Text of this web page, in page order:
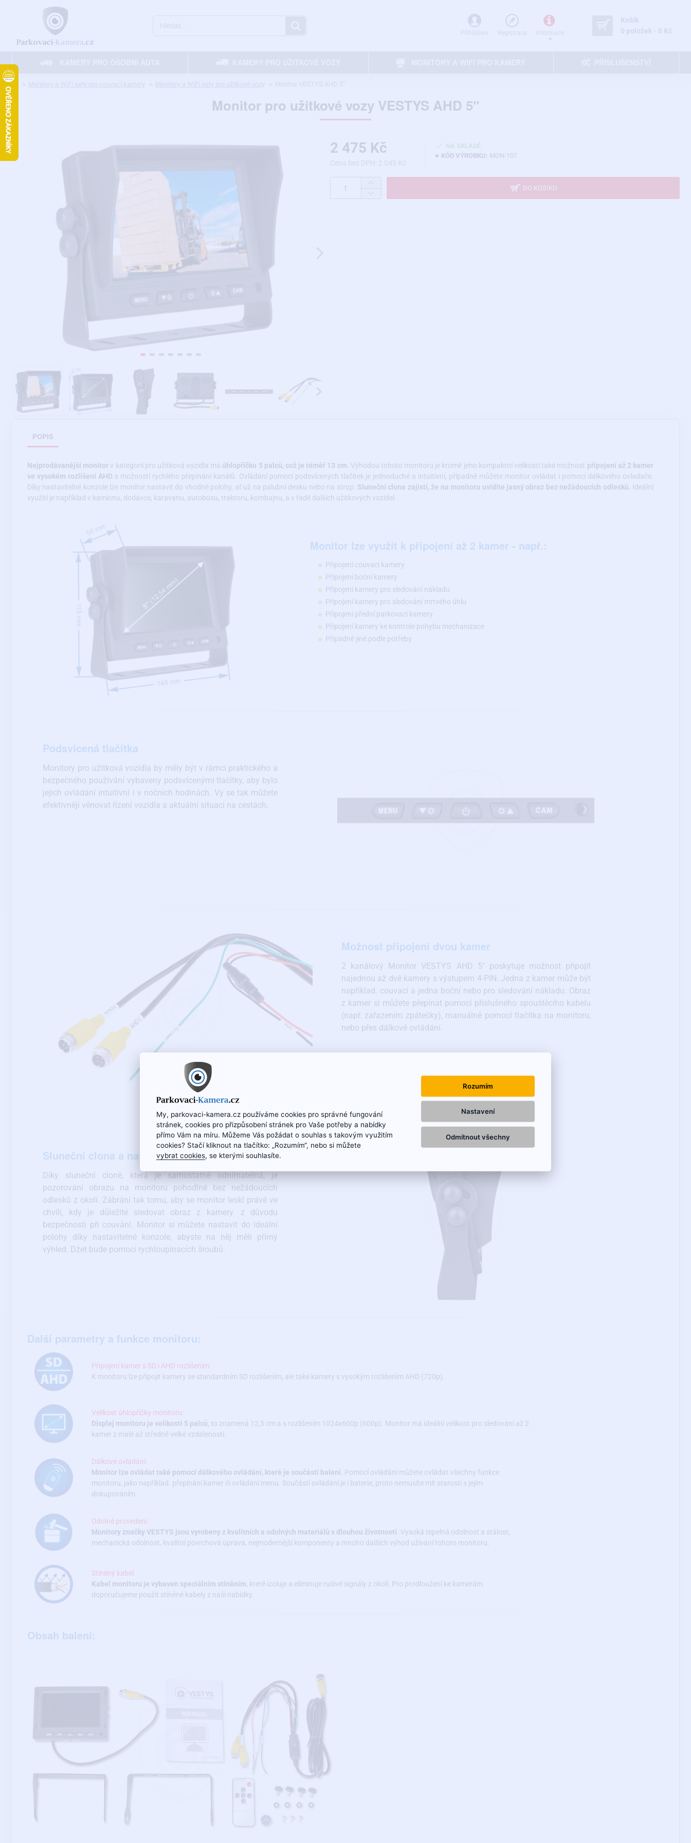
Monitor pro užitkové vozy VESTYS AHD 5″
2 475 Kč
NA SKLADĚ
KÓD VÝROBKU: MON-107
DO KOŠÍKU
POPIS
Nejprodávanější monitor v kategorii pro užitková vozidla má úhlopříčku 5 palců, což je téměř 13 cm . Výhodou tohoto monitoru je kromě jeho kompaktní velikosti také možnost připojení až 2 kamer
ve vysokém rozlišení AHD s možností rychlého přepínání kanálů. Ovládání pomocí podsvícených tlačítek je jednoduché a intuitivní, případně můžete monitor ovládat i pomocí dálkového ovladače.
Díky nastavitelné konzole lze monitor nastavit do vhodné polohy, ať už na palubní desku nebo na strop. Sluneční clona zajistí, že na monitoru uvidíte jasný obraz bez nežádoucích odlesků. Ideální
využití je například v kamionu, dodávce, karavanu, autobusu, traktoru, kombajnu, a v řadě dalších užitkových vozidel.
Monitor lze využít k připojení až 2 kamer - např.:
Připojení couvací kamery
Připojení boční kamery
Připojení kamery pro sledování nákladu
Připojení kamery pro sledování mrtvého úhlu
Připojení přední parkovací kamery
Připojení kamery ke kontrole pohybu mechanizace
Případně jiné podle potřeby
Podsvícená tlačítka
Monitory pro užitková vozidla by měly být v rámci praktického a
bezpečného používání vybaveny podsvícenými tlačítky, aby bylo
jejich ovládání intuitivní i v nočních hodinách. Vy se tak můžete
efektivněji věnovat řízení vozidla a aktuální situaci na cestách.
Možnost připojení dvou kamer
2 kanálový Monitor VESTYS AHD 5″ poskytuje možnost připojit
najednou až dvě kamery s výstupem 4-PIN. Jedna z kamer může být
například. couvací a jedna boční nebo pro sledování nákladu. Obraz
z kamer si můžete přepínat pomocí příslušného spouštěcího kabelu
(např. zařazením zpátečky), manuálně pomocí tlačítka na monitoru,
nebo přes dálkové ovládání.
Sluneční clona a nastavitelná konzola
Díky sluneční cloně, která je samostatně odnímatelná, je
pozorování obrazu na monitoru pohodlné bez nežádoucích
odlesků z okolí. Zábrání tak tomu, aby se monitor leskl právě ve
chvíli, kdy je důležité sledovat obraz z kamery. z důvodu
bezpečnosti při couvání. Monitor si můžete nastavit do ideální
polohy díky nastavitelné konzole, abyste na něj měli přímý
výhled. Džet bude pomocí rychloupínacích šroubů.
Další parametry a funkce monitoru:
Připojení kamer s SD i AHD rozlišením:
K monitoru lze připojit kamery se standardním SD rozlišením, ale také kamery s vysokým rozlišením AHD (720p).
Velikost úhlopříčky monitoru:
Displej monitoru je velikosti 5 palců, to znamená 12,5 cm a s rozlišením 1024x600p (600p). Monitor má ideální velikost pro sledování až 2
kamer z malé až středně velké vzdálenosti.
Dálkové ovládání:
Monitor lze ovládat také pomocí dálkového ovládání, které je součástí balení. Pomocí ovládání můžete ovládat všechny funkce
monitoru, jako například. přepínání kamer či ovládání menu. Součástí ovládání je i baterie, proto nemusíte mít starosti s jejím
dokupováním.
Odolné provedení:
Monitory značky VESTYS jsou vyrobeny z kvalitních a odolných materiálů s dlouhou životností. Vysoká tepelná odolnost a stálost,
mechanická odolnost, kvalitní povrchová úprava, nejmodernější komponenty a mnoho dalších výhod užívání tohoto monitoru.
Stíněný kabel:
Kabel monitoru je vybaven speciálním stíněním, které izoluje a eliminuje rušivé signály z okolí. Pro prodloužení ke kamerám
doporučujeme použít stíněné kabely z naší nabídky.
Obsah balení:
My, parkovaci-kamera.cz používáme cookies pro správné fungování
stránek, cookies pro přizpůsobení stránek pro Vaše potřeby a nabídky
přímo Vám na míru. Můžeme Vás požádat o souhlas s takovým využitím
cookies? Stačí kliknout na tlačítko: „Rozumím“, nebo si můžete
vybrat cookies, se kterými souhlasíte.
Rozumím
Nastavení
Odmítnout všechny